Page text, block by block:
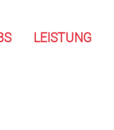
LEISTUNG